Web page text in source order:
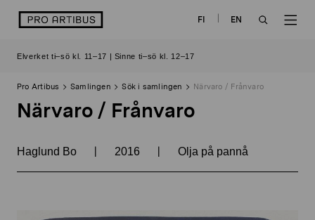
logo FI
EN
Elverket ti–sö kl. 11–17 | Sinne ti–sö kl. 12–17
Pro Artibus Samlingen Sök i samlingen Närvaro / Frånvaro
Närvaro / Frånvaro
Haglund Bo | 2016 | Olja på pannå